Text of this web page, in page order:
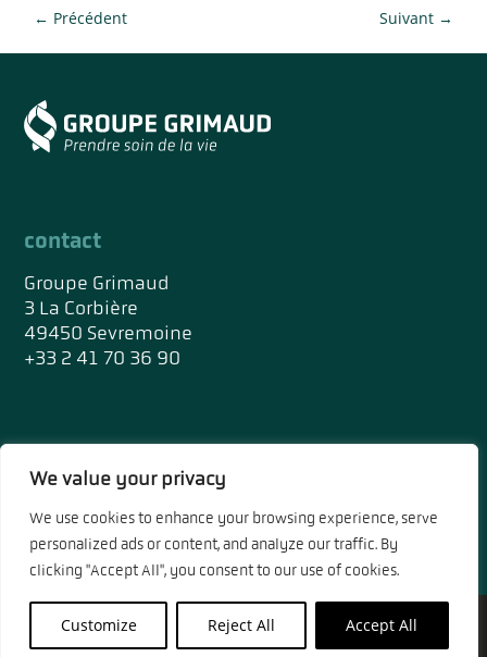
We value your privacy
We use cookies to enhance your browsing experience, serve
personalized ads or content, and analyze our traffic. By
clicking "Accept All", you consent to our use of cookies.
Customize Reject All Accept All
← Précédent Suivant→
contact
Groupe Grimaud
3 La Corbière
49450 Sevremoine
+33 2 41 70 36 90
Mentions légales et politique de confidentialité|
Conception site web : KWALT DIGITAL ©2024